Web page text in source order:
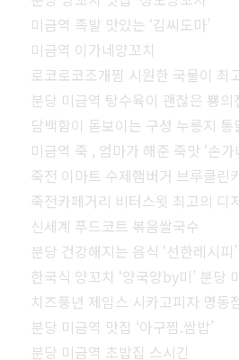
미금역 족발 맛있는 ‘김씨도마’
미금역 이가네양꼬치
로코로코조개찜 시원한 국물이 최
분당 미금역 탕수육이 괜찮은 뿅
담백함이 돋보이는 구성 누릉지 통
미금역 죽 , 엄마가 해준 죽맛 ‘손
죽전 이마트 수제햄버거 브루클린
죽전카페거리 비터스윗 최고의
신세계 푸드코트 볶음쌀국수
분당 건강해지는 음식 ‘선한레시피’
한국식 양꼬치 ‘양국양by미’ 분당
치즈풍년 제임스 시카고피자 명동
분당 미금역 맛집 ‘아구찜.쌈밥’
분당 미금역 초밥집 스시긴